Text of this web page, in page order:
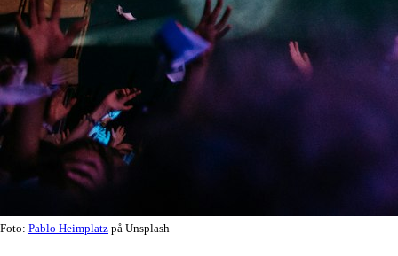
Foto: Pablo Heimplatz på Unsplash